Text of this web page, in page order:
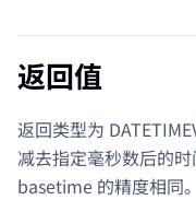
返回值
返回类型为
减去指定毫秒数后的
basetime 的精度相同。